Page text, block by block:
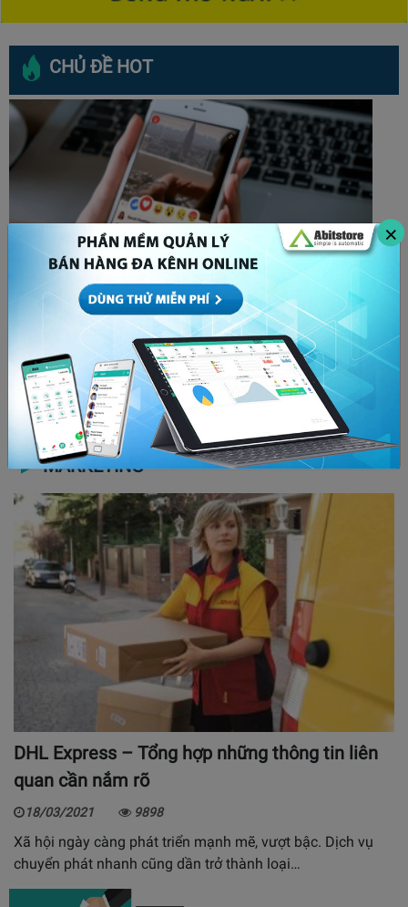
×
CHỦ ĐỀ HOT
Bóp tương tác là gì? Cách để x5 tương tác bất
chấp thuật toán Facebook
MARKETING
DHL Express – Tổng hợp những thông tin liên
quan cần nắm rõ
18/03/2021 9898
Xã hội ngày càng phát triển mạnh mẽ, vượt bậc. Dịch vụ
chuyển phát nhanh cũng dần trở thành loại…